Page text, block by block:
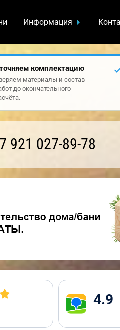
Информация
комплектацию
материалы и состав
до окончательного
921 027-89-78
4.9